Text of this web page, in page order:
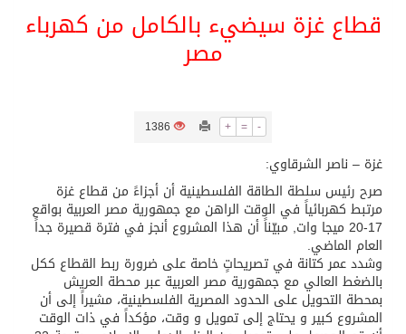
ثلة من الضابطات في الجييش الكويتي
مدينة الملك سلمان للطاقة “سبارك” توقع اتفاقية تطوير مصانع جاهزة ومتخصصة في مجال الطاقة
قطاع غزة سيضيء بالكامل من كهرباء
مصر
+ = -
1386
غزة – ناصر الشرقاوي:
صرح رئيس سلطة الطاقة الفلسطينية أن أجزاءً من قطاع غزة
مرتبط كهربائياً في الوقت الراهن مع جمهورية مصر العربية بواقع
17-20 ميجا وات, مبيّناً أن هذا المشروع أنجز في فترة قصيرة جداً
العام الماضي.
وشدد عمر كتانة في تصريحاتٍ خاصة على ضرورة ربط القطاع ككل
بالضغط العالي مع جمهورية مصر العربية عبر محطة العريش
بمحطة التحويل على الحدود المصرية الفلسطينية، مشيراً إلى أن
المشروع كبير و يحتاج إلى تمويل و وقت، مؤكداً في ذات الوقت